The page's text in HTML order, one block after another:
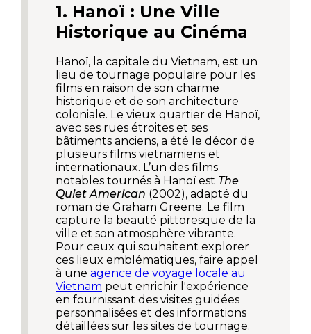
1. Hanoï : Une Ville
Historique au Cinéma
Hanoï, la capitale du Vietnam, est un
lieu de tournage populaire pour les
films en raison de son charme
historique et de son architecture
coloniale. Le vieux quartier de Hanoï,
avec ses rues étroites et ses
bâtiments anciens, a été le décor de
plusieurs films vietnamiens et
internationaux. L’un des films
notables tournés à Hanoï est The
Quiet American (2002), adapté du
roman de Graham Greene. Le film
capture la beauté pittoresque de la
ville et son atmosphère vibrante.
Pour ceux qui souhaitent explorer
ces lieux emblématiques, faire appel
à une agence de voyage locale au
Vietnam peut enrichir l'expérience
en fournissant des visites guidées
personnalisées et des informations
détaillées sur les sites de tournage.